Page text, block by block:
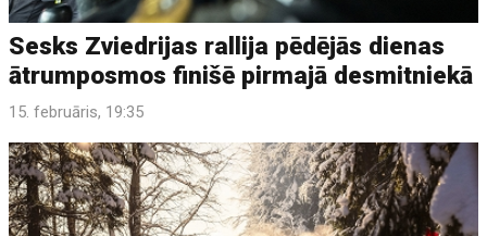
Sesks Zviedrijas rallija pēdējās dienas
ātrumposmos finišē pirmajā desmitniekā
15. februāris, 19:35